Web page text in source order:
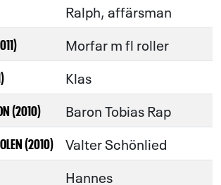
Ralph, affärsman
Morfar m fl roller
Klas
(2010) Baron Tobias Rap
(2010) Valter Schönlied
Hannes